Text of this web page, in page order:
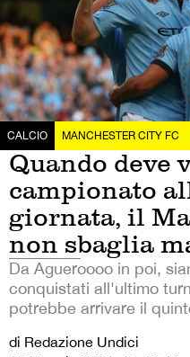
CALCIO MANCHESTER CITY FC
Quando deve
campionato
giornata, il
non sbaglia
Da Agueroooo in poi,
conquistati all'ultimo
potrebbe arrivare il
di Redazione Undici